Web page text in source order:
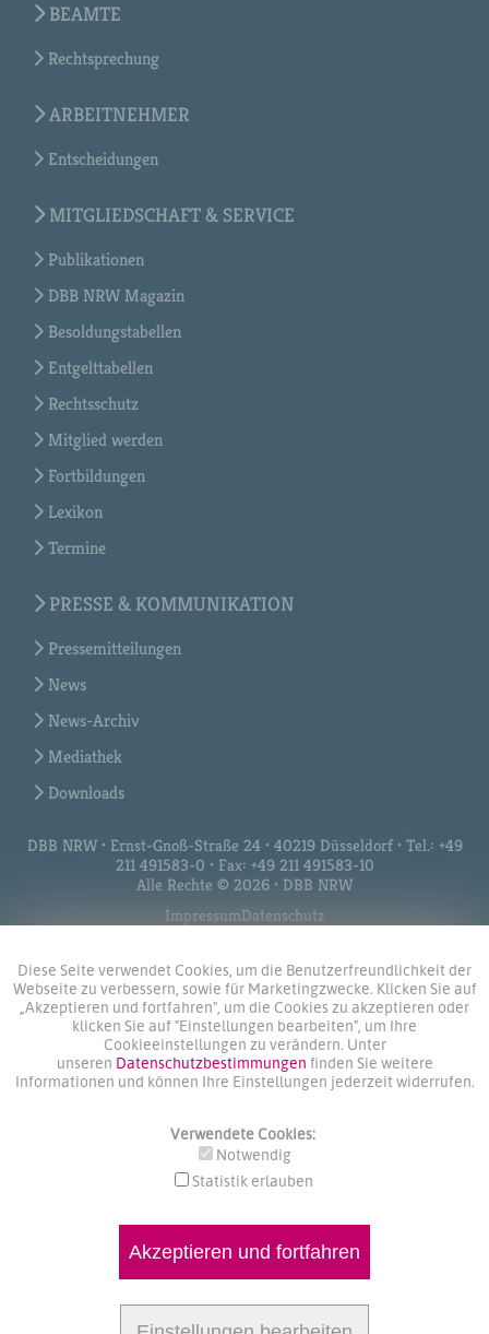
Diese Seite verwendet Cookies, um die Benutzerfreundlichkeit der
Webseite zu verbessern, sowie für Marketingzwecke. Klicken Sie auf
„Akzeptieren und fortfahren", um die Cookies zu akzeptieren oder
klicken Sie auf "Einstellungen bearbeiten", um Ihre
Cookieeinstellungen zu verändern. Unter
unseren Datenschutzbestimmungen finden Sie weitere
Informationen und können Ihre Einstellungen jederzeit widerrufen.
Verwendete Cookies:
Notwendig
Statistik erlauben
Akzeptieren und fortfahren
BEAMTE
Rechtsprechung
ARBEITNEHMER
Entscheidungen
MITGLIEDSCHAFT & SERVICE
Publikationen
DBB NRW Magazin
Besoldungstabellen
Entgelttabellen
Rechtsschutz
Mitglied werden
Fortbildungen
Lexikon
Termine
PRESSE & KOMMUNIKATION
Pressemitteilungen
News
News-Archiv
Mediathek
Downloads
DBB NRW • Ernst-Gnoß-Straße 24 • 40219 Düsseldorf • Tel.: +49
211 491583-0 • Fax: +49 211 491583-10
Alle Rechte © 2026 • DBB NRW
ImpressumDatenschutz